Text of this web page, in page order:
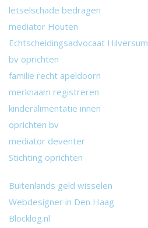
letselschade bedragen
mediator Houten
Echtscheidingsadvocaat Hilversum
bv oprichten
familie recht apeldoorn
merknaam registreren
kinderalimentatie innen
oprichten bv
mediator deventer
Stichting oprichten
Buitenlands geld wisselen
Webdesigner in Den Haag
Blocklog.nl